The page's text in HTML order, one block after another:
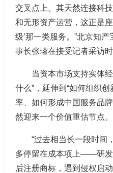
交叉点上。其天然连接科
和无形资产运营，这正是
级’那一类服务。”北京知
事长张璿在接受记者采访时
当资本市场支持实体
什么”，延伸到“如何组织
率、如何形成中国服务品
然迎来一个价值重估节点。
“过去相当长一段时间
多停留在成本项上——研发
后注册商标，遇到侵权启